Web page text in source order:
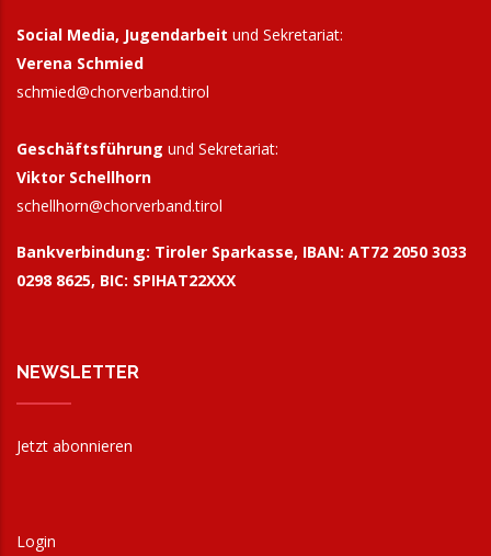
1. November 2026
10:00
Gemischter Chor Allerheiligen: Patrozinium
7. November 2026
8. November 2026
21. November 2026
9:30
Social Media, Jugendarbeit und Sekretariat:
Verena Schmied
schmied@chorverband.tirol
Geschäftsführung und Sekretariat:
Viktor Schellhorn
schellhorn@chorverband.tirol
Bankverbindung: Tiroler Sparkasse, IBAN: AT72 2050 3033
0298 8625, BIC: SPIHAT22XXX
NEWSLETTER
Jetzt abonnieren
Login